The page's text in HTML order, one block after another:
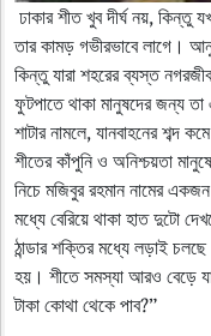
ঢাকার শীত খুব দীর্ঘ নয়, কিন্তু
তার কামড় গভীরভাবে লাগে।
কিন্তু যারা শহরের ব্যস্ত
ফুটপাতে থাকা মানুষদের জন্য
শাটার নামলে, যানবাহনের শব্দ
শীতের কাঁপুনি ও অনিশ্চয়তা
নিচে মজিবুর রহমান নামের
মধ্যে বেরিয়ে থাকা হাত দুটো
ঠান্ডার শক্তির মধ্যে লড়াই
হয়। শীতে সমস্যা আরও বেড়ে
টাকা কোথা থেকে পাব?”